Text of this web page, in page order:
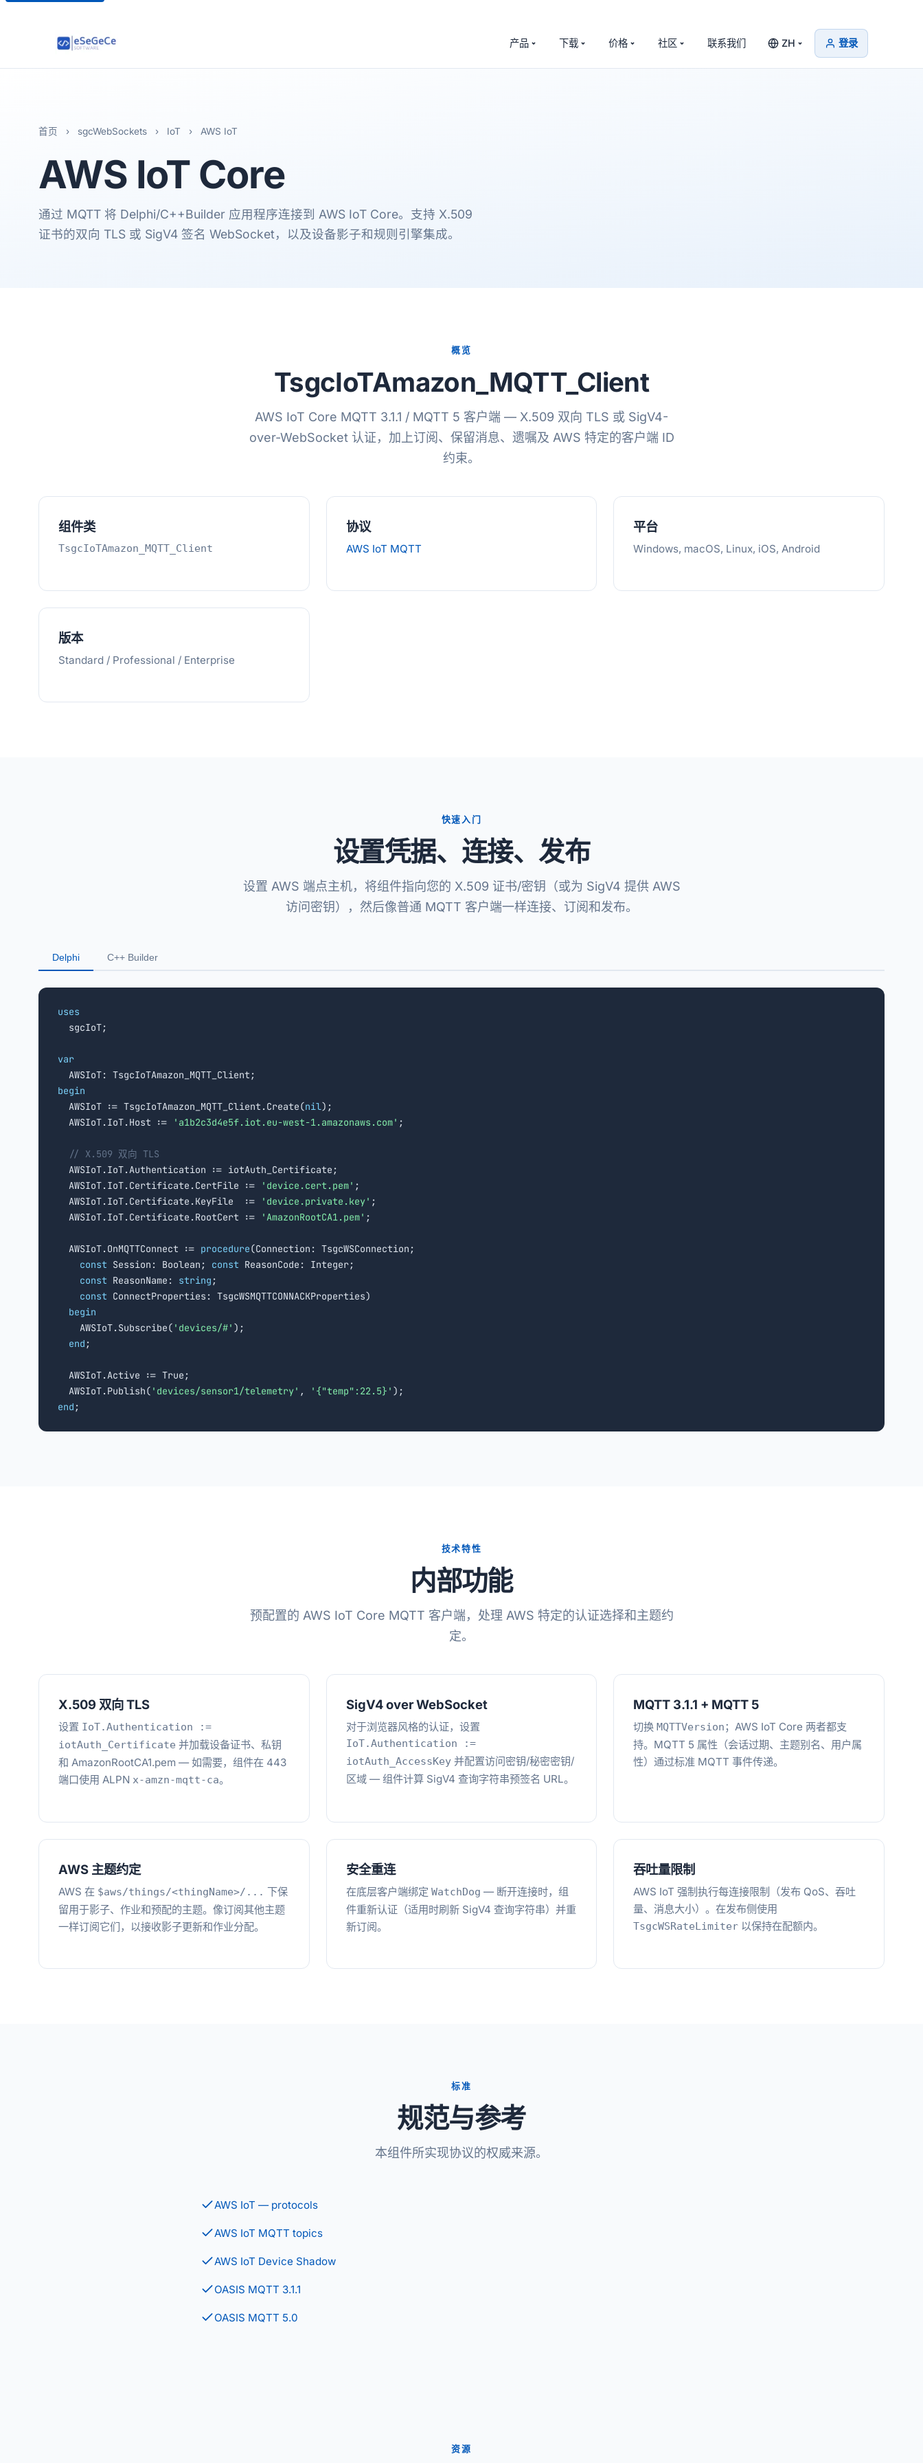
产品 下载 价格 社区 联系我们 ZH 登录
首页 › sgcWebSockets › IoT › AWS IoT
AWS IoT Core
通过 MQTT 将 Delphi/C++Builder 应用程序连接到 AWS IoT Core。支持 X.509
证书的双向 TLS 或 SigV4 签名 WebSocket，以及设备影子和规则引擎集成。
概览
TsgcIoTAmazon_MQTT_Client
AWS IoT Core MQTT 3.1.1 / MQTT 5 客户端 — X.509 双向 TLS 或 SigV4-
over-WebSocket 认证，加上订阅、保留消息、遗嘱及 AWS 特定的客户端 ID
约束。
组件类
TsgcIoTAmazon_MQTT_Client
协议
AWS IoT MQTT
平台
Windows, macOS, Linux, iOS, Android
版本
Standard / Professional / Enterprise
快速入门
设置凭据、连接、发布
设置 AWS 端点主机，将组件指向您的 X.509 证书/密钥（或为 SigV4 提供 AWS
访问密钥），然后像普通 MQTT 客户端一样连接、订阅和发布。
Delphi C++ Builder
uses
sgcIoT;
var
begin
AWSIoT := TsgcIoTAmazon_MQTT_Client.Create(nil);
  AWSIoT.IoT.Host :=
'a1b2c3d4e5f.iot.eu-west-1.amazonaws.com' ;
// X.509 双向 TLS
  AWSIoT.IoT.Authentication := iotAuth_Certificate;
  AWSIoT.IoT.Certificate.CertFile :=
'device.cert.pem' ;
  AWSIoT.IoT.Certificate.KeyFile  :=
'device.private.key' ;
  AWSIoT.IoT.Certificate.RootCert :=
'AmazonRootCA1.pem' ;
  AWSIoT.OnMQTTConnect :=
procedure(Connection: TsgcWSConnection;
const Session: Boolean; const ReasonCode: Integer;
const ReasonName: string ;
const ConnectProperties: TsgcWSMQTTCONNACKProperties)
begin
    AWSIoT.Subscribe(
'devices/#' );
end ;
  AWSIoT.Active := True;
  AWSIoT.Publish(
'devices/sensor1/telemetry' , '{"temp":22.5}'
end ;
技术特性
内部功能
预配置的 AWS IoT Core MQTT 客户端，处理 AWS 特定的认证选择和主题约
定。
X.509 双向 TLS
设置 IoT.Authentication :=
iotAuth_Certificate 并加载设备证书、私钥
和 AmazonRootCA1.pem — 如需要，组件在 443
端口使用 ALPN x-amzn-mqtt-ca。
SigV4 over WebSocket
对于浏览器风格的认证，设置
IoT.Authentication :=
iotAuth_AccessKey并配置访问密钥/秘密密钥/
区域 — 组件计算 SigV4 查询字符串预签名 URL。
MQTT 3.1.1 + MQTT 5
切换MQTTVersion；AWS IoT Core 两者都支
持。MQTT 5 属性（会话过期、主题别名、用户属
性）通过标准 MQTT 事件传递。
AWS 主题约定
AWS 在 $aws/things/<thingName>/... 下保
留用于影子、作业和预配的主题。像订阅其他主题
一样订阅它们，以接收影子更新和作业分配。
安全重连
在底层客户端绑定 WatchDog — 断开连接时，组
件重新认证（适用时刷新 SigV4 查询字符串）并重
新订阅。
吞吐量限制
AWS IoT 强制执行每连接限制（发布 QoS、吞吐
量、消息大小）。在发布侧使用
TsgcWSRateLimiter 以保持在配额内。
标准
规范与参考
本组件所实现协议的权威来源。
AWS IoT — protocols
AWS IoT MQTT topics
AWS IoT Device Shadow
OASIS MQTT 3.1.1
OASIS MQTT 5.0
资源